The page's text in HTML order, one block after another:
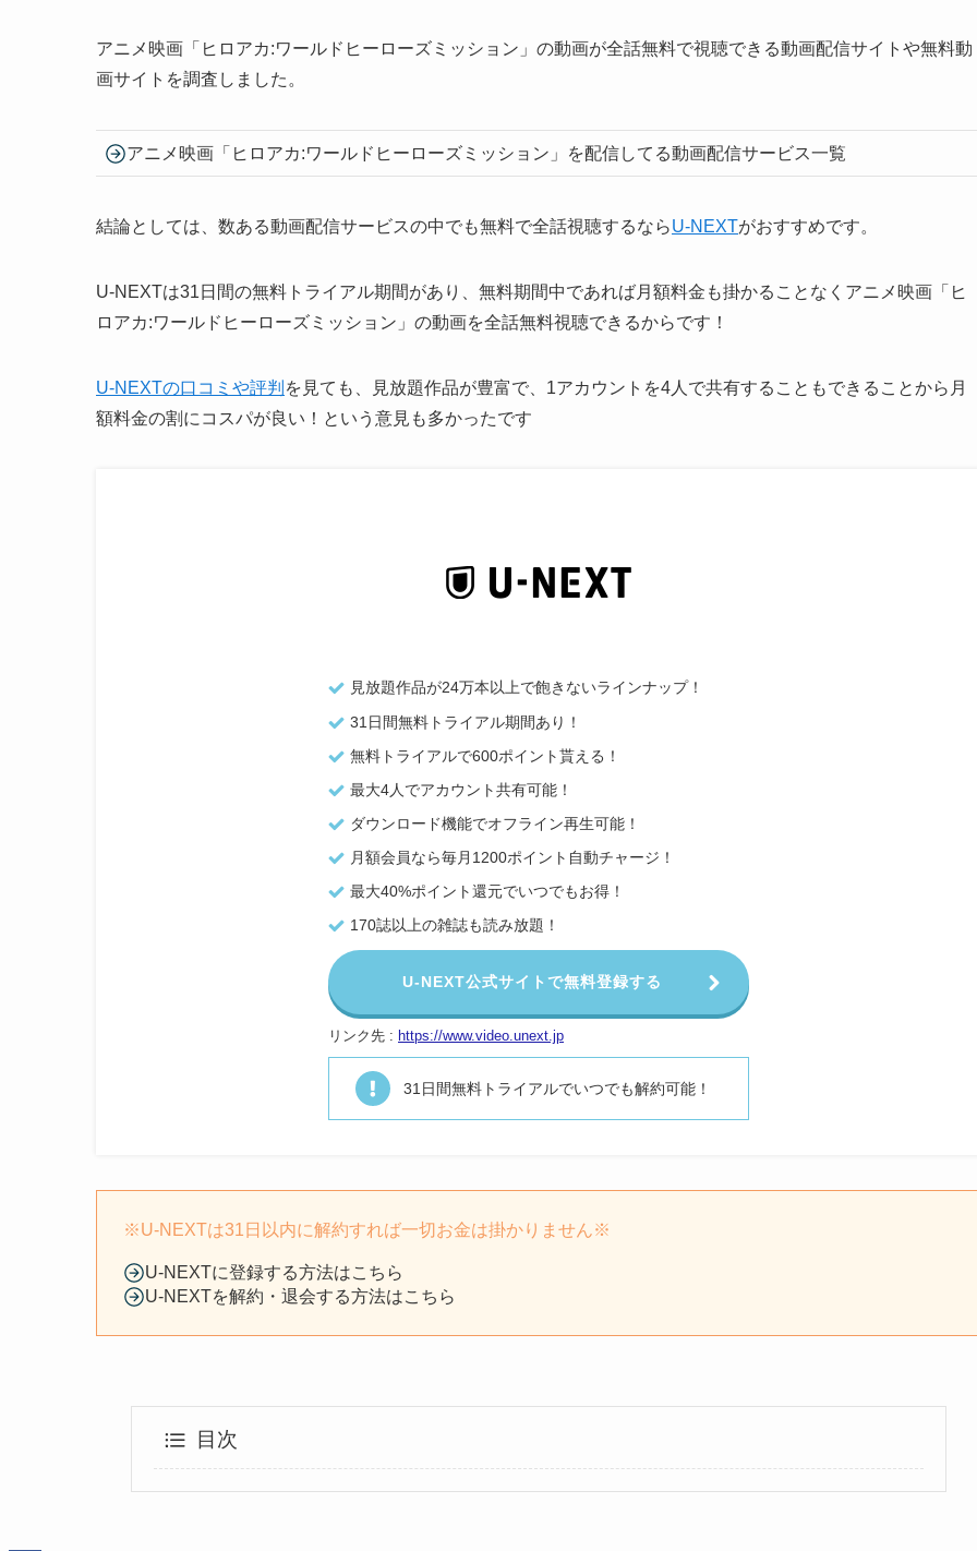
アニメ映画「ヒロアカ:ワールドヒーローズミッション」の動画が全話無料で視聴できる動画配信サイトや無料動
画サイトを調査しました。
アニメ映画「ヒロアカ:ワールドヒーローズミッション」を配信してる動画配信サービス一覧
結論としては、数ある動画配信サービスの中でも無料で全話視聴するならU-NEXTがおすすめです。
U-NEXTは31日間の無料トライアル期間があり、無料期間中であれば月額料金も掛かることなくアニメ映画「ヒ
ロアカ:ワールドヒーローズミッション」の動画を全話無料視聴できるからです！
U-NEXTの口コミや評判 を見ても、見放題作品が豊富で、1アカウントを4人で共有することもできることから月
額料金の割にコスパが良い！という意見も多かったです
見放題作品が24万本以上で飽きないラインナップ！
31日間無料トライアル期間あり！
無料トライアルで600ポイント貰える！
最大4人でアカウント共有可能！
ダウンロード機能でオフライン再生可能！
月額会員なら毎月1200ポイント自動チャージ！
最大40%ポイント還元でいつでもお得！
170誌以上の雑誌も読み放題！
U-NEXT公式サイトで無料登録する
リンク先 : https://www.video.unext.jp
31日間無料トライアルでいつでも解約可能！
※U-NEXTは31日以内に解約すれば一切お金は掛かりません※
U-NEXTに登録する方法はこちら
U-NEXTを解約・退会する方法はこちら
目次